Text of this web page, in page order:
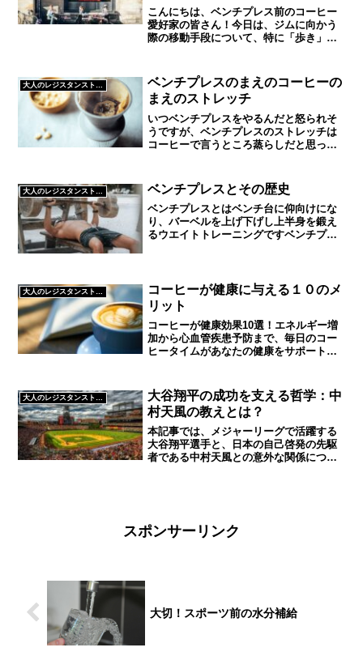
こんにちは、ベンチプレス前のコーヒー
愛好家の皆さん！今日は、ジムに向かう
際の移動手段について、特に「歩き」と
う道のりこそが、最高のウォームアップ
になる可能性があるんです...
ベンチプレスのまえのコーヒーの
まえのストレッチ
いつベンチプレスをやるんだと怒られそ
うですが、ベンチプレスのストレッチは
コーヒーで言うところ蒸らしだと思って
甲骨の可動域を広げて高重量を扱う土台
作りを養っていきましょう...
大人のレジスタンストレーニング ベンチプレスとその歴史
ベンチプレスとはベンチ台に仰向けにな
り、バーベルを上げ下げし上半身を鍛え
るウエイトトレーニングですベンチプレ
んにはこれだけ鍛えられた...
コーヒーが健康に与える１０のメ
リット
コーヒーが健康効果10選！エネルギー増
加から心血管疾患予防まで、毎日のコー
ヒータイムがあなたの健康をサポートし
大人のレジスタンストレーニング
大谷翔平の成功を支える哲学：中
村天風の教えとは？
本記事では、メジャーリーグで活躍する
大谷翔平選手と、日本の自己啓発の先駆
者である中村天風との意外な関係につい
手だけではなく、ビジネスや日常生活に
おいても役立つ中村天風の教えを通じ
スポンサーリンク
大切！スポーツ前の水分補給